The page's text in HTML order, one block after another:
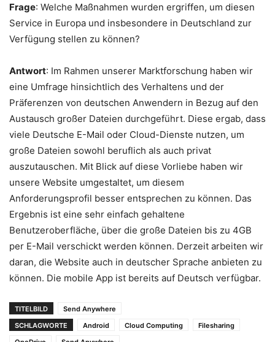
Frage: Welche Maßnahmen wurden ergriffen, um diesen
Service in Europa und insbesondere in Deutschland zur
Verfügung stellen zu können?
Antwort: Im Rahmen unserer Marktforschung haben wir
eine Umfrage hinsichtlich des Verhaltens und der
Präferenzen von deutschen Anwendern in Bezug auf den
Austausch großer Dateien durchgeführt. Diese ergab, dass
viele Deutsche E-Mail oder Cloud-Dienste nutzen, um
große Dateien sowohl beruflich als auch privat
auszutauschen. Mit Blick auf diese Vorliebe haben wir
unsere Website umgestaltet, um diesem
Anforderungsprofil besser entsprechen zu können. Das
Ergebnis ist eine sehr einfach gehaltene
Benutzeroberfläche, über die große Dateien bis zu 4GB
per E-Mail verschickt werden können. Derzeit arbeiten wir
daran, die Website auch in deutscher Sprache anbieten zu
können. Die mobile App ist bereits auf Deutsch verfügbar.
TITELBILD
Send Anywhere
SCHLAGWORTE
Android Cloud Computing
Filesharing